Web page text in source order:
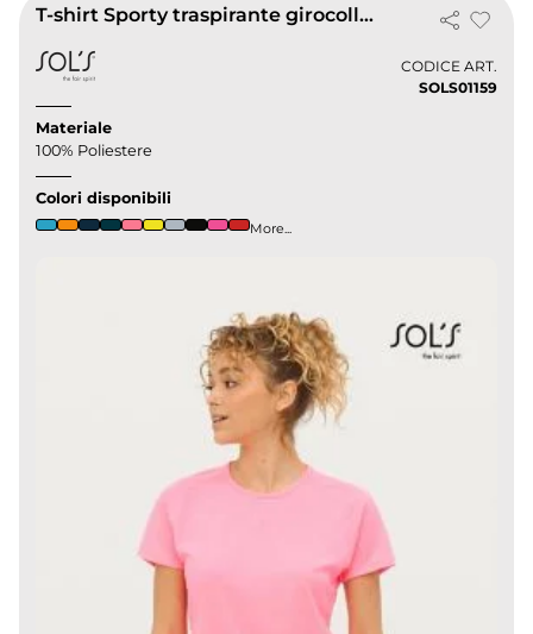
T-shirt Sporty traspirante girocollo regular poliestere
CODICE ART.
SOLS01159
Materiale
100% Poliestere
Colori disponibili
More...